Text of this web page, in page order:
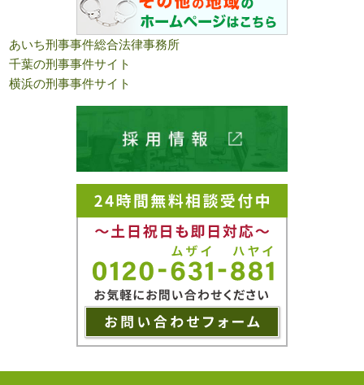
あいち刑事事件総合法律事務所
千葉の刑事事件サイト
横浜の刑事事件サイト